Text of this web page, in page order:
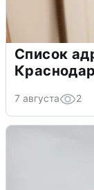
Список
7 августа 2